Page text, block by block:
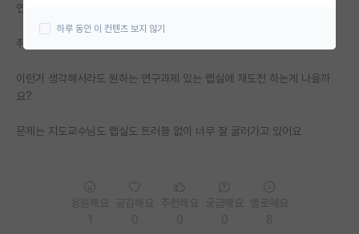
대학원 합격 후기 게시판
임용 정보 게시판
연구하다 보니까 이거 어디다 써먹지 싶기도 하고
취업할 떄도 물어보는게 그거 해서 얻은게 뭐냐 라고 물어볼텐데
이런거 생각해서라도 원하는 연구과제 있는 랩실에 재도전 하는게 나을까
요?
문제는 지도교수님도 랩실도 트러블 없이 너무 잘 굴러가고 있어요
하루 동안 이 컨텐츠 보지 않기